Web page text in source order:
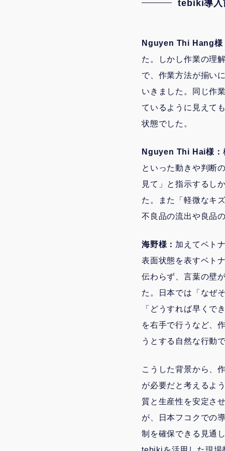
tebiki導入
Nguyen Thi Hang様
た。しかし作業の理
で、作業方法が揃い
いきました。同じ作
ているように見えて
状態でした。
Nguyen Thi Hai様：
といった動きや判断
見て」と指示するし
た。また「軽微なキ
不良品の流出や良品
海野様： 加えてベト
表面状態を表すベト
伝わらず、言葉の壁
た。日本では「なぜ
「どうすれば早くで
を右手で行うなど、
うとする自然な行動
こうした背景から、
が必要だと考えるよ
質と生産性を安定さ
が、日本フコクでの
制を確保できる見通